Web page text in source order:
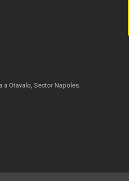
a Otavalo, Sector Napoles.